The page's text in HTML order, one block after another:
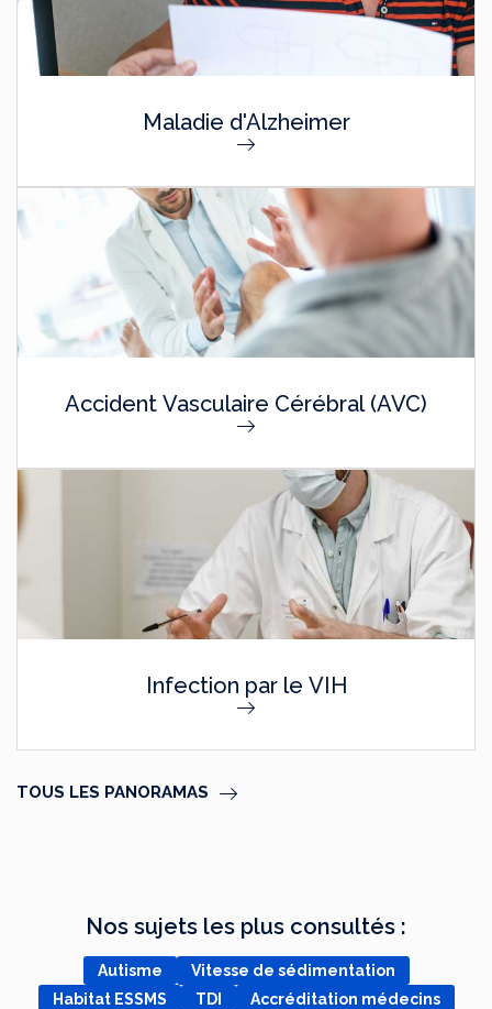
Maladie d'Alzheimer
Accident Vasculaire Cérébral (AVC)
Infection par le VIH
TOUS LES PANORAMAS
Nos sujets les plus consultés :
Autisme
Vitesse de sédimentation
Habitat ESSMS
TDI
Accréditation médecins